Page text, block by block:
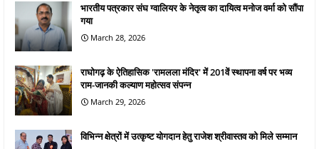
भारतीय पत्रकार संघ ग्वालियर के नेतृत्व का दायित्व मनोज वर्मा को सौंपा
गया
March 28, 2026
राघोगढ़ के ऐतिहासिक 'रामलला मंदिर' में 201वें स्थापना वर्ष पर भव्य
राम-जानकी कल्याण महोत्सव संपन्न
March 29, 2026
विभिन्न क्षेत्रों में उत्कृष्ट योगदान हेतु राजेश श्रीवास्तव को मिले सम्मान